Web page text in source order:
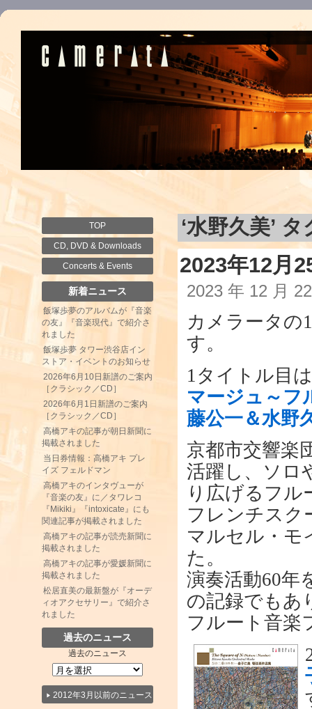
TOP
CD, DVD & Downloads
Concerts & Events
新着ニュース
飯塚歩夢のアルバムが『音楽
の友』『音楽現代』で紹介さ
れました
飯塚歩夢 タワー渋谷店イン
ストア・イベントのお知らせ
2026年6月10日新譜のご案内
［クラシック／CD］
2026年6月1日新譜のご案内
［クラシック／CD］
高橋アキの記事が朝日新聞に
掲載されました
当日券情報：高橋アキ プレ
イズ フェルドマン
高橋アキのインタヴューが
『音楽の友』に／タワレコ
『Mikiki』『intoxicate』にも
関連記事が掲載されました
高橋アキの記事が読売新聞に
掲載されました
高橋アキの記事が愛媛新聞に
掲載されました
松居直美の最新盤が『オーデ
ィオアクセサリー』で紹介さ
れました
過去のニュース
過去のニュース
2012年3月以前のニュース
‘水野久美’
2023年12月
2023 年 12 月
カメラータの
す。
1タイトル目は
マージュ～フ
藤公一＆水野
京都市交響楽
活躍し、ソロ
り広げるフル
フレンチスク
マルセル・モ
た。
演奏活動60年
の記録でもあ
フルート音楽